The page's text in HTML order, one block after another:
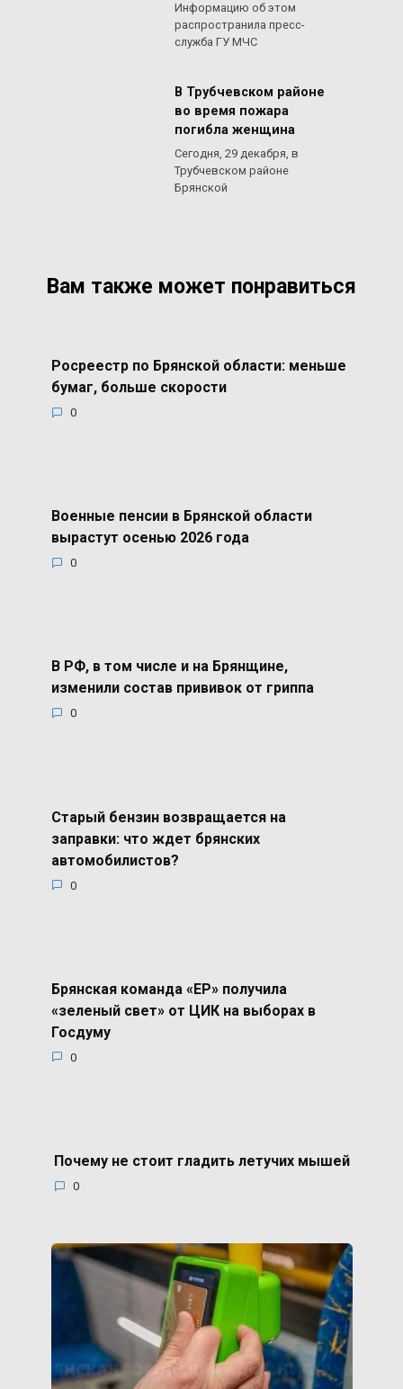
Информацию об этом
распространила пресс-
служба ГУ МЧС
В Трубчевском районе
во время пожара
погибла женщина
Сегодня, 29 декабря, в
Трубчевском районе
Брянской
Вам также может понравиться
Росреестр по Брянской области: меньше
бумаг, больше скорости
0
Военные пенсии в Брянской области
вырастут осенью 2026 года
0
В РФ, в том числе и на Брянщине,
изменили состав прививок от гриппа
0
Старый бензин возвращается на
заправки: что ждет брянских
автомобилистов?
0
Брянская команда «ЕР» получила
«зеленый свет» от ЦИК на выборах в
Госдуму
0
Почему не стоит гладить летучих мышей
0